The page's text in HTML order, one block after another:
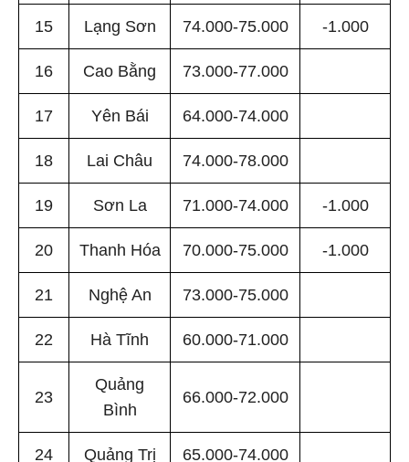
15 Lạng Sơn 74.000-75.000 -1.000
16 Cao Bằng 73.000-77.000
17 Yên Bái 64.000-74.000
18 Lai Châu 74.000-78.000
19 Sơn La 71.000-74.000 -1.000
20 Thanh Hóa 70.000-75.000 -1.000
21 Nghệ An 73.000-75.000
22 Hà Tĩnh 60.000-71.000
23
Quảng
Bình
66.000-72.000
24 Quảng Trị 65.000-74.000